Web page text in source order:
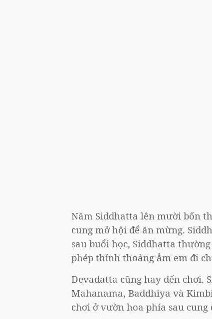
Năm Siddhatta lên mười bốn
cung mở hội để ăn mừng.
sau buổi học, Siddhatta
phép thỉnh thoảng ẳm em đi
Devadatta cũng hay đến chơi.
Mahanama, Baddhiya và
chơi ở vườn hoa phía sau cung